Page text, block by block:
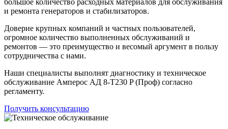
и ремонта генераторов и стабилизаторов.
Доверие крупных компаний и частных пользователей,
огромное количество выполненных обслуживаний и
ремонтов — это преимущество и весомый аргумент в пользу
сотрудничества с нами.
Наши специалисты выполнят диагностику и техническое
обслуживание Амперос АД 8-Т230 P (Проф) согласно
регламенту.
Получить консультацию